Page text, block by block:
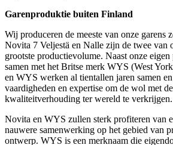
Garenproduktie buiten Finland
Wij produceren de meeste van onze garens
Novita 7 Veljestä en Nalle zijn de twee van
grootste productievolume. Naast onze
samen met het Britse merk WYS (West
en WYS werken al tientallen jaren samen
vaardigheden en expertise om de wol met
kwaliteitverhouding ter wereld te verkrijgen.
Novita en WYS zullen sterk profiteren van
nauwere samenwerking op het gebied van
ontwerp. WYS is een merknaam die